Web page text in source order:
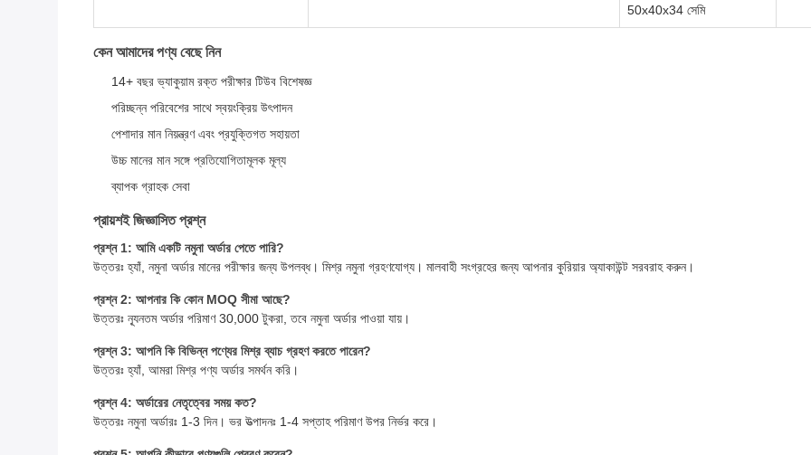
50x40x34 সেমি
কেন আমাদের পণ্য বেছে নিন
14+ বছর ভ্যাকুয়াম রক্ত পরীক্ষার টিউব বিশেষজ্ঞ
পরিচ্ছন্ন পরিবেশের সাথে স্বয়ংক্রিয় উৎপাদন
পেশাদার মান নিয়ন্ত্রণ এবং প্রযুক্তিগত সহায়তা
উচ্চ মানের মান সঙ্গে প্রতিযোগিতামূলক মূল্য
ব্যাপক গ্রাহক সেবা
প্রায়শই জিজ্ঞাসিত প্রশ্ন
প্রশ্ন 1: আমি একটি নমুনা অর্ডার পেতে পারি?
উত্তরঃ হ্যাঁ, নমুনা অর্ডার মানের পরীক্ষার জন্য উপলব্ধ। মিশ্র নমুনা গ্রহণযোগ্য। মালবাহী সংগ্রহের জন্য আপনার কুরিয়ার অ্যাকাউন্ট সরবরাহ করুন।
প্রশ্ন 2: আপনার কি কোন MOQ সীমা আছে?
উত্তরঃ ন্যূনতম অর্ডার পরিমাণ 30,000 টুকরা, তবে নমুনা অর্ডার পাওয়া যায়।
প্রশ্ন 3: আপনি কি বিভিন্ন পণ্যের মিশ্র ব্যাচ গ্রহণ করতে পারেন?
উত্তরঃ হ্যাঁ, আমরা মিশ্র পণ্য অর্ডার সমর্থন করি।
প্রশ্ন 4: অর্ডারের নেতৃত্বের সময় কত?
উত্তরঃ নমুনা অর্ডারঃ 1-3 দিন। ভর উত্পাদনঃ 1-4 সপ্তাহ পরিমাণ উপর নির্ভর করে।